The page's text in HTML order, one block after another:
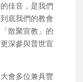
佳音，是我們
底我們的教會
散聚宣教」的
深參與普世宣
會多位兼具豐